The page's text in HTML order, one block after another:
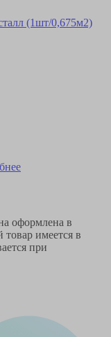
оформлена в
товар имеется в
при